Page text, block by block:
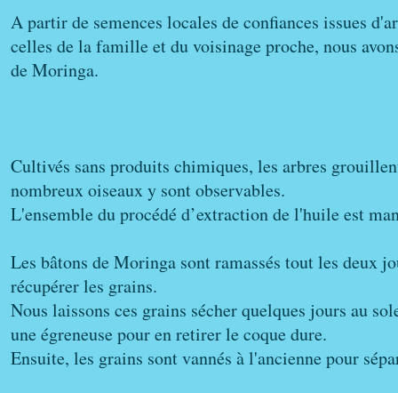
A partir de semences locales de confiances issues
celles de la famille et du voisinage proche, nous
de Moringa.
Cultivés sans produits chimiques, les arbres
nombreux oiseaux y sont observables.
L'ensemble du procédé d’extraction de l'huile est
Les bâtons de Moringa sont ramassés tout les deux
récupérer les grains.
Nous laissons ces grains sécher quelques jours au
une égreneuse pour en retirer le coque dure.
Ensuite, les grains sont vannés à l'ancienne pour